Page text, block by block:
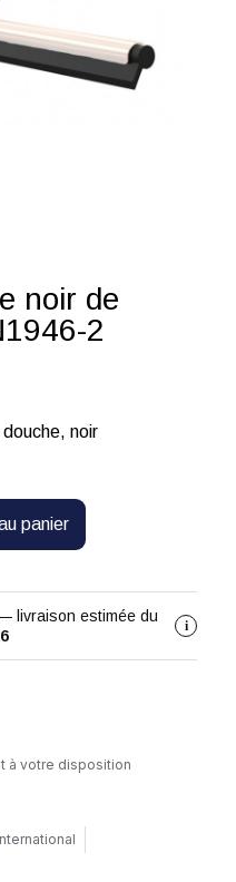
noir de
2
noir
panier
livraison estimée du
i
à votre disposition